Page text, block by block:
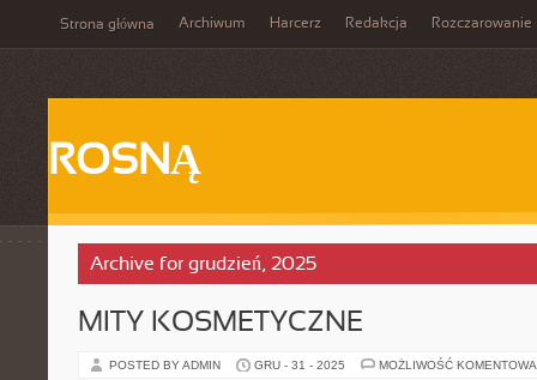
Strona główna Archiwum Harcerz Redakcja Rozczarowanie
ROSNĄ
Archive for grudzień, 2025
MITY KOSMETYCZNE
POSTED BY ADMIN GRU - 31 - 2025 MOŻLIWOŚĆ